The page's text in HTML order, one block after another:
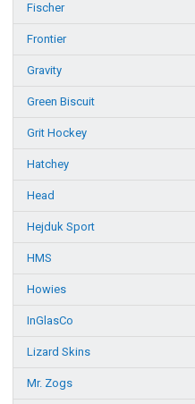
Fischer
Frontier
Gravity
Green Biscuit
Grit Hockey
Hatchey
Head
Hejduk Sport
HMS
Howies
InGlasCo
Lizard Skins
Mr. Zogs